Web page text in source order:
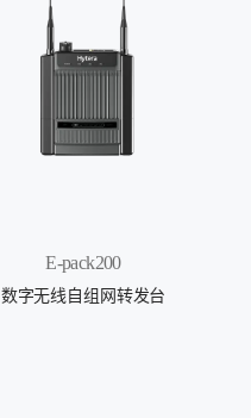
E-pack200
数字无线自组网转发台